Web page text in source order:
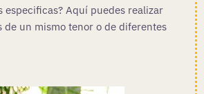
especificas? Aquí puedes realizar
de un mismo tenor o de diferentes